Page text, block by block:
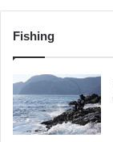
Fishing